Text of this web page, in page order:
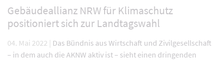
Gebäudeallianz NRW für Klimaschutz
positioniert sich zur Landtagswahl
04. Mai 2022 | Das Bündnis aus Wirtschaft und Zivilgesellschaft
– in dem auch die AKNW aktiv ist – sieht einen dringenden